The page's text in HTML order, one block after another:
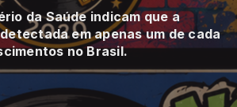
da Saúde indicam que a
em apenas um de cada
no Brasil.